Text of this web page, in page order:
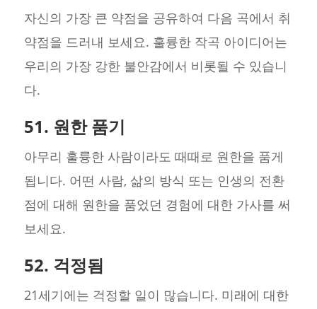
자신의 가장 큰 약점을 공유하여 다음 곡에서 취
약점을 드러내 보세요. 훌륭한 작곡 아이디어는
우리의 가장 강한 불안감에서 비롯될 수 있습니
다.
51. 원한 품기
아무리 훌륭한 사람이라도 때때로 원한을 품게
됩니다. 어떤 사람, 삶의 방식 또는 인생의 전환
점에 대해 원한을 품었던 경험에 대한 가사를 써
보세요.
52. 걱정됨
21세기에는 걱정할 일이 많습니다. 미래에 대한